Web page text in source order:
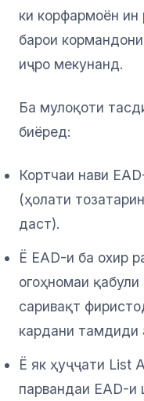
ки корфармоён ин
барои
иҷро мекунанд.
Ба мулоқоти
биёред:
Кортчаи нави
(ҳолати
даст).
Ё EAD-и ба охир
огоҳномаи
саривақт
кардани тамдиди
Ё як ҳуҷҷати List
парвандаи EAD-